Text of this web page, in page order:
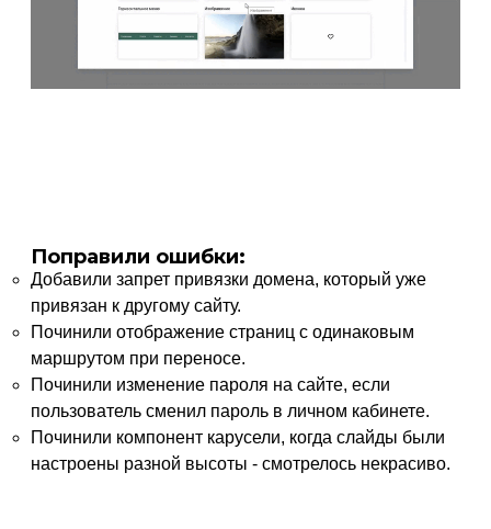
Поправили ошибки:
Добавили запрет привязки домена, который уже
привязан к другому сайту.
Починили отображение страниц с одинаковым
маршрутом при переносе.
Починили изменение пароля на сайте, если
пользователь сменил пароль в личном кабинете.
Починили компонент карусели, когда слайды были
настроены разной высоты - смотрелось некрасиво.